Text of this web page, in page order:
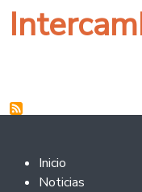
Footer 2
Inicio
Noticias